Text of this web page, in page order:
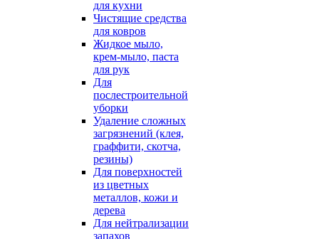
для кухни
Чистящие средства
для ковров
Жидкое мыло,
крем-мыло, паста
для рук
Для
послестроительной
уборки
Удаление сложных
загрязнений (клея,
граффити, скотча,
резины)
Для поверхностей
из цветных
металлов, кожи и
дерева
Для нейтрализации
запахов